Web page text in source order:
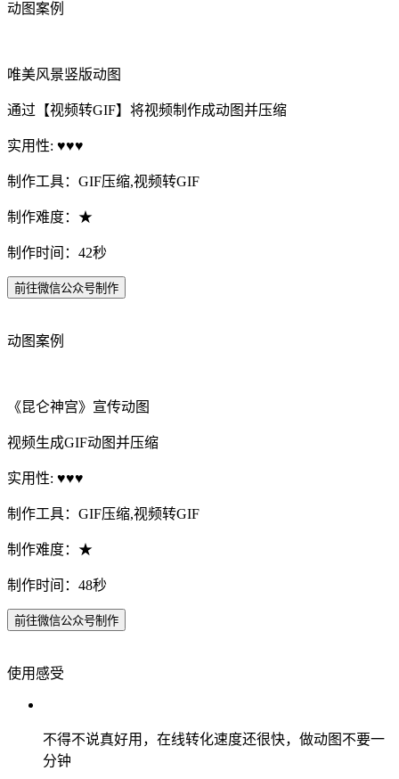
动图案例
唯美风景竖版动图
通过【视频转GIF】将视频制作成动图并压缩
实用性: ♥♥♥
制作工具：GIF压缩,视频转GIF
制作难度：★
制作时间：42秒
前往微信公众号制作
动图案例
《昆仑神宫》宣传动图
视频生成GIF动图并压缩
实用性: ♥♥♥
制作工具：GIF压缩,视频转GIF
制作难度：★
制作时间：48秒
前往微信公众号制作
使用感受
不得不说真好用，在线转化速度还很快，做动图不要一
分钟